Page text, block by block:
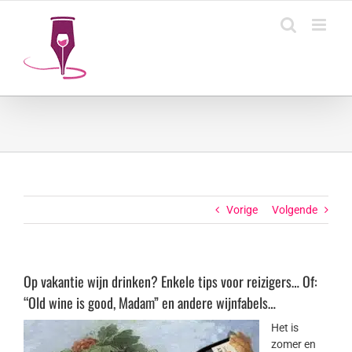
Vorige Volgende
Op vakantie wijn drinken? Enkele tips voor reizigers… Of:
“Old wine is good, Madam” en andere wijnfabels…
Het is
zomer en